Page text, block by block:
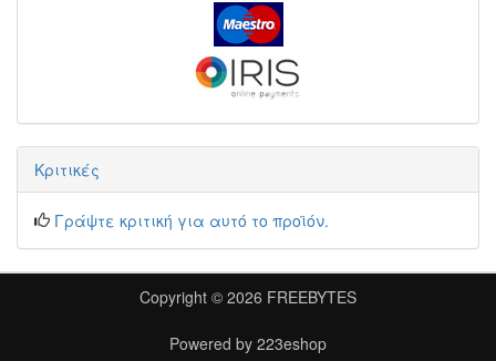
Κριτικές
Γράψτε κριτική για αυτό το προϊόν.
Copyright © 2026 FREEBYTES
Powered by 223eshop